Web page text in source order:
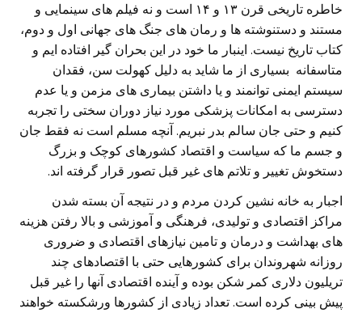
خاطره تاریخی قرن ۱۳ و ۱۴ است و نه فیلم های سینمایی و
مستند و دستنوشته ها و رمان های جنگ های جهانی اول و دوم،
کتاب تاریخ نیست. اینبار ما خود در این بحران گیر افتاده ایم و
متاسفانه بسیاری از ما شاید به دلیل کهولت سن، فقدان
سیستم ایمنی توانمند و یا داشتن بیماری های مزمن و یا عدم
دسترسی به امکانات پزشکی مورد نیاز دوران سختی را تجربه
کنیم و حتی جان سالم بدر نبریم. آنچه مسلم است نه فقط جان
و جسم ما که سیاست و اقتصاد کشورهای کوچک و بزرگ
دستخوش تغییر و تلاتم های غیر قبل تصور قرار گرفته اند.
اجبار به خانه نشین کردن مردم و در نتیجه آن بسته شدن
مراکز اقتصادی و تولیدی، فرهنگی و آموزشی و بالا رفتن هزینه
های بهداشت و درمان و تامین نیازهای اقتصادی و ضروری
روزانه شهروندان برای کشورهایی حتی با اقتصادهای چند
تریلیون دلاری کمر شکن بوده و آینده اقتصادی آنها را غیر قبل
پیش بینی کرده است. تعداد زیادی از کشورها ورشکسته خواهند